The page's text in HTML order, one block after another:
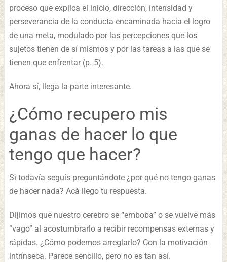
proceso que explica el inicio, dirección, intensidad y
perseverancia de la conducta encaminada hacia el logro
de una meta, modulado por las percepciones que los
sujetos tienen de sí mismos y por las tareas a las que se
tienen que enfrentar (p. 5).
Ahora sí, llega la parte interesante.
¿Cómo recupero mis
ganas de hacer lo que
tengo que hacer?
Si todavía seguís preguntándote ¿por qué no tengo ganas
de hacer nada? Acá llego tu respuesta.
Dijimos que nuestro cerebro se “emboba” o se vuelve más
“vago” al acostumbrarlo a recibir recompensas externas y
rápidas. ¿Cómo podemos arreglarlo? Con la motivación
intrínseca. Parece sencillo, pero no es tan así.